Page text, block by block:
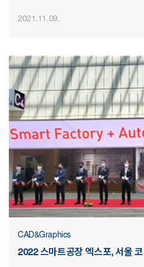
2021.11.09.
CAD&Graphics
2022 스마트공장 엑스포, 서울